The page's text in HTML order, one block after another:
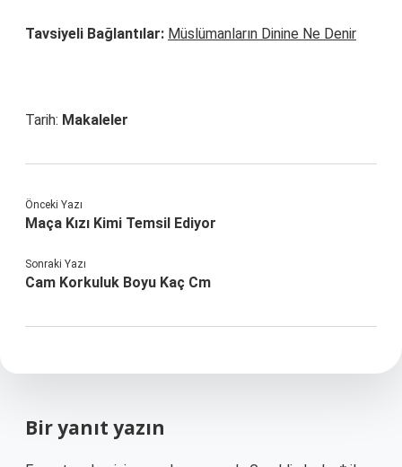
Tavsiyeli Bağlantılar: Müslümanların Dinine Ne Denir
Tarih: Makaleler
Önceki Yazı
Maça Kızı Kimi Temsil Ediyor
Sonraki Yazı
Cam Korkuluk Boyu Kaç Cm
Bir yanıt yazın